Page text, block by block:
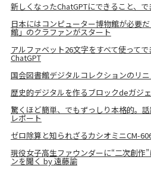
新しくなったChatGPTにできること、
日本にはコンピューター博物館が必要
館」のクラファンがスタート
アルファベット26文字をすべて使って
ChatGPT
国会図書館デジタルコレクションのリ
歴史的デジタルを作るブロックdeガジ
驚くほど簡単、でもずっしり本格的。
レポート
ゼロ除算と知られざるカシオミニCM-
現役女子高生ファウンダーに“二次創作
ンを聞く by 遠藤諭